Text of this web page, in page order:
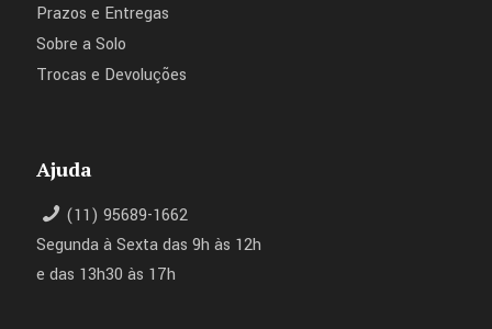
Prazos e Entregas
Sobre a Solo
Trocas e Devoluções
Ajuda
(11) 95689-1662
Segunda à Sexta das 9h às 12h
e das 13h30 às 17h